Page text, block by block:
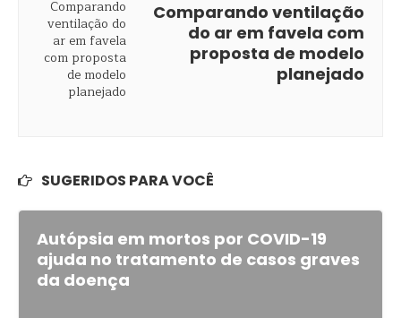
Comparando ventilação
do ar em favela com
proposta de modelo
planejado
SUGERIDOS PARA VOCÊ
Autópsia em mortos por COVID-19
ajuda no tratamento de casos graves
da doença